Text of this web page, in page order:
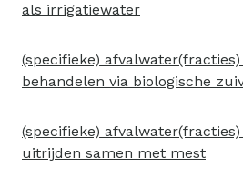
als irrigatiewater
(specifieke)
behandelen via biologische
(specifieke)
uitrijden samen met mest